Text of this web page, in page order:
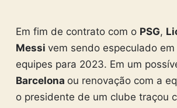
Em fim de contrato com o PSG,
Messi vem sendo especulado em
equipes para 2023. Em um
Barcelona ou renovação com a
o presidente de um clube traçou